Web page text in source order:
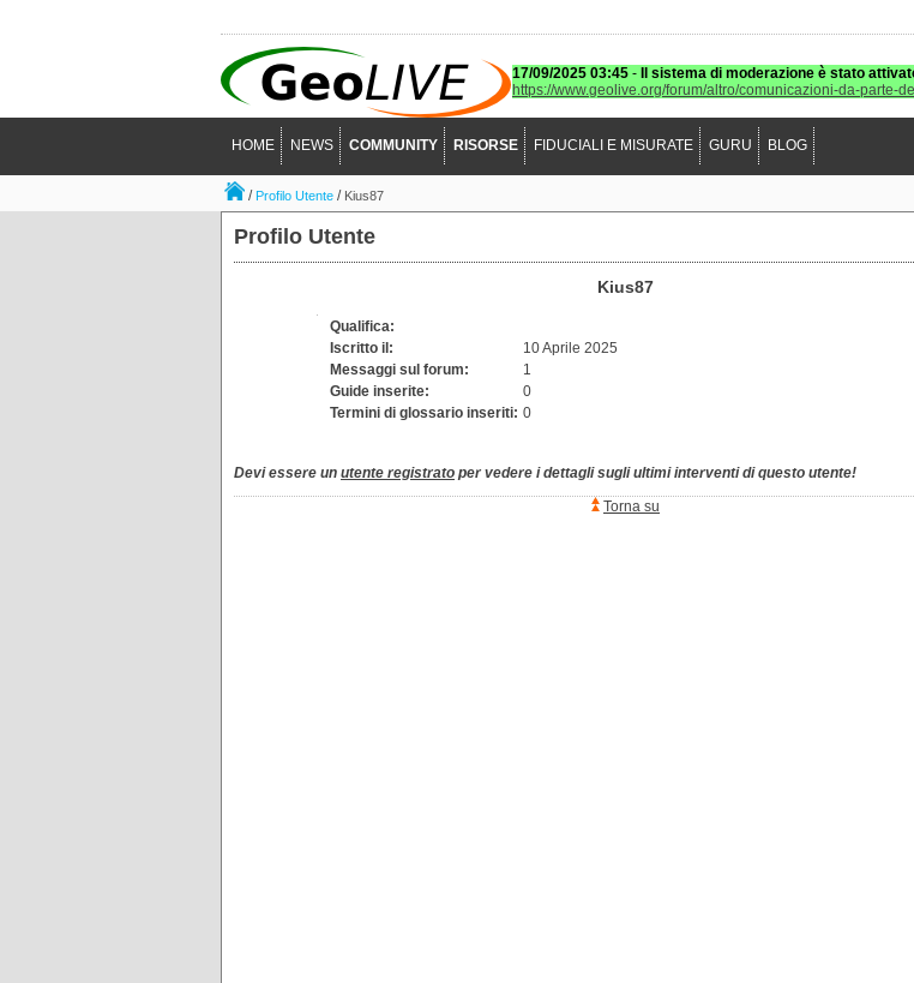
17/09/2025 03:45 - Il sistema di moderazione è stato
https://www.geolive.org/forum/altro/comunicazioni-da-parte-
HOME NEWS COMMUNITY RISORSE FIDUCIALI E MISURATE GURU BLOG
/Profilo Utente / Kius87
Profilo Utente
Kius87
Qualifica:
Iscritto il:
10 Aprile 2025
Messaggi sul forum:
1
Guide inserite:
0
Termini di glossario inseriti: 0
Devi essere un utente registrato per vedere i dettagli sugli ultimi interventi di questo utente!
Torna su